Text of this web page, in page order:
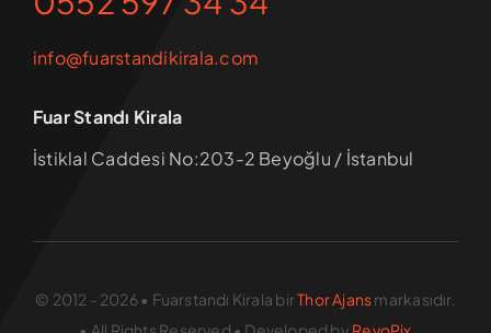
info@fuarstandikirala.com
Fuar Standı Kirala
İstiklal Caddesi No:203-2 Beyoğlu / İstanbul
© 2012 - 2026 • Fuarstandı Kirala birThor Ajansmarkasıdır.